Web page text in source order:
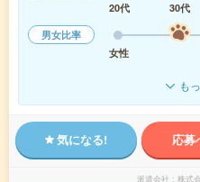
20代
30代
男女比率
女性
も
気になる! 応募
派遣会社 株式